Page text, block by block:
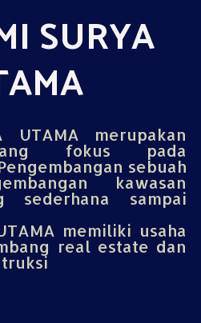
SURYA
UTAMA merupakan
fokus pada
sebuah
kawasan
sampai
memiliki usaha
real estate dan